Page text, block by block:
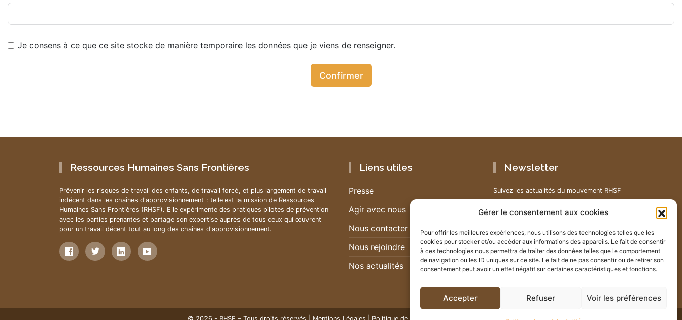
Gérer le consentement aux cookies
Pour offrir les meilleures expériences, nous utilisons des technologies telles que les
cookies pour stocker et/ou accéder aux informations des appareils. Le fait de consentir
à ces technologies nous permettra de traiter des données telles que le comportement
de navigation ou les ID uniques sur ce site. Le fait de ne pas consentir ou de retirer son
consentement peut avoir un effet négatif sur certaines caractéristiques et fonctions.
Accepter Refuser Voir les préférences
Je consens à ce que ce site stocke de manière temporaire les données que je viens de renseigner.
Confirmer
Ressources Humaines Sans Frontières
Prévenir les risques de travail des enfants, de travail forcé, et plus largement de travail
indécent dans les chaînes d'approvisionnement : telle est la mission de Ressources
Humaines Sans Frontières (RHSF). Elle expérimente des pratiques pilotes de prévention
avec les parties prenantes et partage son expertise auprès de tous ceux qui œuvrent
pour un travail décent tout au long des chaînes d'approvisionnement.
Liens utiles
Presse
Agir avec nous
Nous contacter
Nous rejoindre
Nos actualités
Newsletter
Suivez les actualités du mouvement RHSF
JE M'INSCRIS